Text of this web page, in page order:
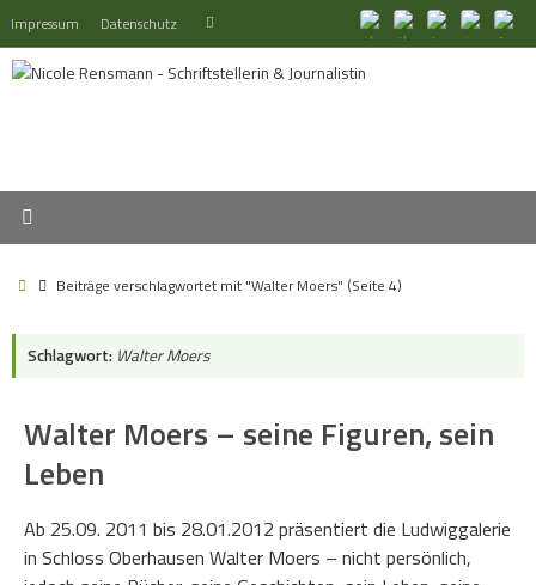
Inhalt
springen
Impressum Datenschutz Suchen
StartBeiträge verschlagwortet mit "Walter Moers" (Seite 4)
Schlagwort: Walter Moers
Walter Moers – seine Figuren, sein
Leben
Ab 25.09. 2011 bis 28.01.2012 präsentiert die Ludwiggalerie
in Schloss Oberhausen Walter Moers – nicht persönlich,